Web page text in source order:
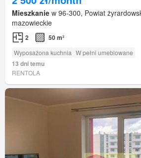
Mieszkanie w 96-300, Powiat
mazowieckie
2 50 m²
Wyposażona kuchnia W pełni umeblowane
13 dni temu
RENTOLA